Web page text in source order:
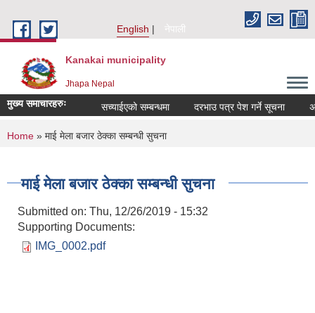
English
नेपाली
Kanakai municipality
Jhapa Nepal
मुख्य समाचारहरुः सच्याईएको सम्बन्धमा दरभाउ पत्र पेश गर्ने सूचना
You are here
Home » माई मेला बजार ठेक्का सम्बन्धी सुचना
माई मेला बजार ठेक्का सम्बन्धी सुचना
Submitted on: Thu, 12/26/2019 - 15:32
Supporting Documents:
IMG_0002.pdf